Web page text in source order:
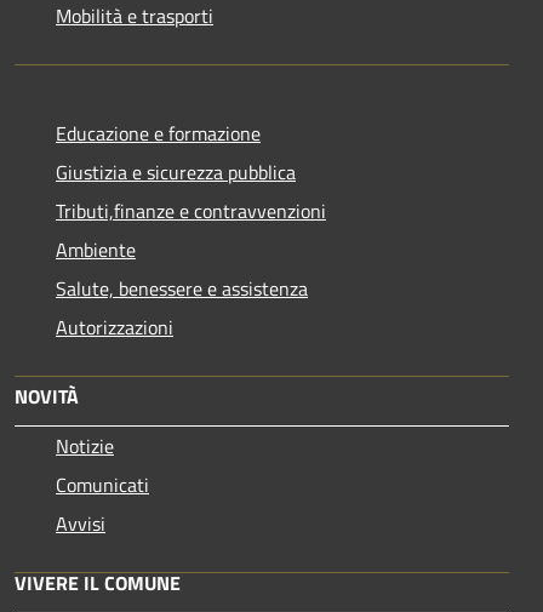
Mobilità e trasporti
Educazione e formazione
Giustizia e sicurezza pubblica
Tributi,finanze e contravvenzioni
Ambiente
Salute, benessere e assistenza
Autorizzazioni
NOVITÀ
Notizie
Comunicati
Avvisi
VIVERE IL COMUNE